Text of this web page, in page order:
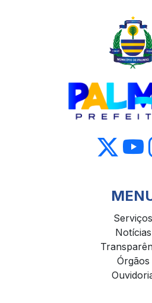
Serviços
Notícias
Órgãos